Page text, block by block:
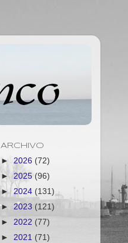
ARCHIVO
► 2026 (72)
► 2025 (96)
► 2024 (131)
► 2023 (121)
► 2022 (77)
► 2021 (71)